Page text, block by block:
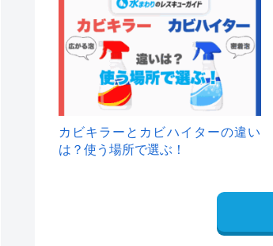
カビキラーとカビハイターの違い
は？使う場所で選ぶ！